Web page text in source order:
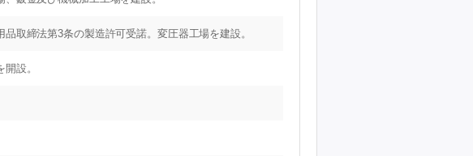
取締法第3条の製造許可受諾。変圧器工場を建設。
設。